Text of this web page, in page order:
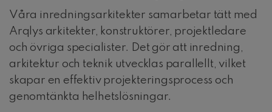
Våra inredningsarkitekter samarbetar tätt med
Arqlys arkitekter, konstruktörer, projektledare
och övriga specialister. Det gör att inredning,
arkitektur och teknik utvecklas parallellt, vilket
skapar en effektiv projekteringsprocess och
genomtänkta helhetslösningar.